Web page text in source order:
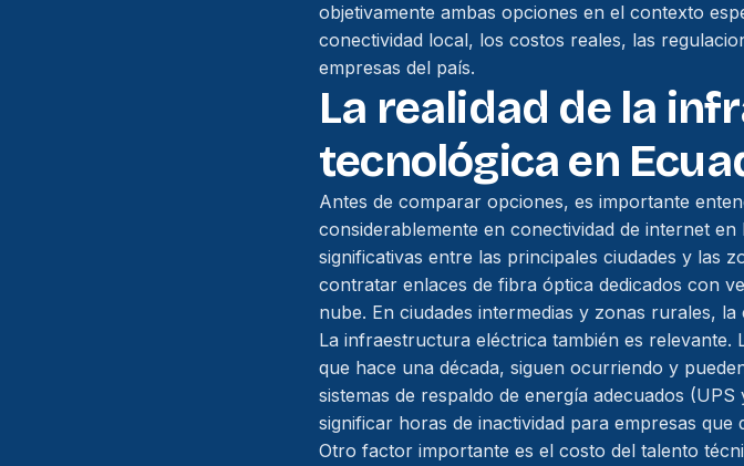
objetivamente ambas opciones en el contexto
conectividad local, los costos reales, las
empresas del país.
La realidad de la
tecnológica en
Antes de comparar opciones, es importante
considerablemente en conectividad de internet
significativas entre las principales ciudades y las
contratar enlaces de fibra óptica dedicados con
nube. En ciudades intermedias y zonas rurales,
La infraestructura eléctrica también es
que hace una década, siguen ocurriendo y
sistemas de respaldo de energía adecuados
significar horas de inactividad para empresas
Otro factor importante es el costo del talento